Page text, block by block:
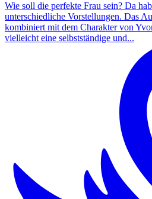
Wie soll die perfekte Frau sein? Da
unterschiedliche Vorstellungen. Das
kombiniert mit dem Charakter von
vielleicht eine selbstständige und...